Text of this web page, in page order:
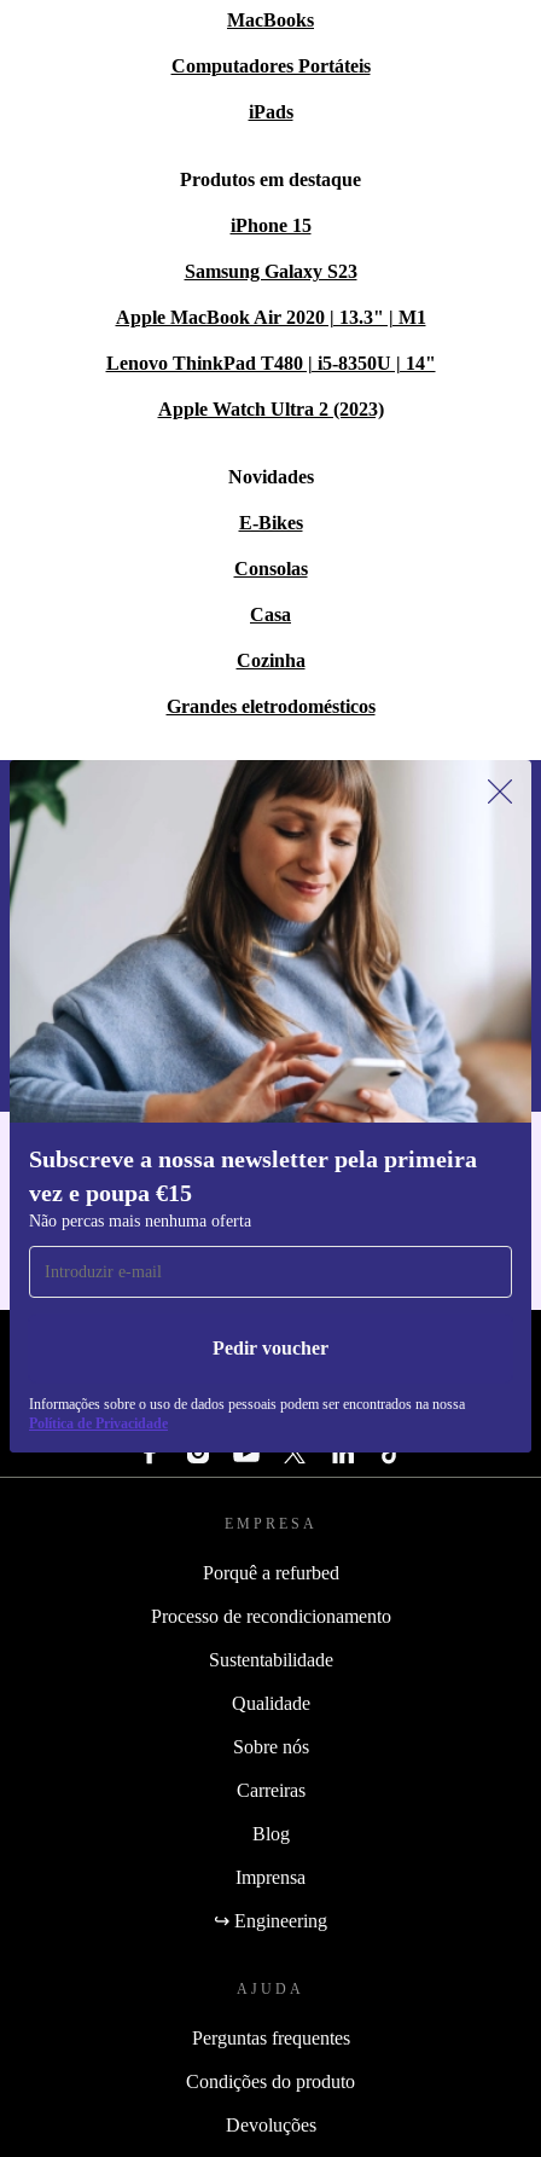
MacBooks
Computadores Portáteis
iPads
Produtos em destaque
iPhone 15
Samsung Galaxy S23
Apple MacBook Air 2020 | 13.3" | M1
Lenovo ThinkPad T480 | i5-8350U | 14"
Apple Watch Ultra 2 (2023)
Novidades
E-Bikes
Consolas
Casa
Cozinha
Grandes eletrodomésticos
Subscreve a nossa newsletter pela primeira
vez e poupa €15
Não percas mais nenhuma oferta
Pedir voucher
Informações sobre o uso de dados pessoais podem ser encontrados na nossa
Política de Privacidade
Subscreve a nossa newsletter pela
primeira vez e poupa 15€!
Não percas mais nenhuma oferta.
Pedir voucher
Informações sobre o uso de dados pessoais podem ser encontrados na
nossa
Política de Privacidade.
Faz o download da app refurbed
Para iOS e Android
REFURBED PORTUGAL - RETHINK NEW.
SEGUE-NOS
EMPRESA
Porquê a refurbed
Processo de recondicionamento
Sustentabilidade
Qualidade
Sobre nós
Carreiras
Blog
Imprensa
↪ Engineering
AJUDA
Perguntas frequentes
Condições do produto
Devoluções